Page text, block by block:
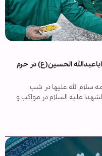
الحسین(ع) در حرم
الله علیها در شب
علیه السلام در مواکب و